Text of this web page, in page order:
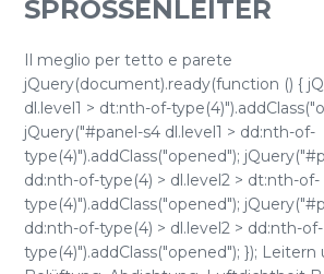
SPROSSENLEITER
Il meglio per tetto e parete
jQuery(document).ready(function () {
dl.level1 > dt:nth-of-
jQuery("#panel-s4 dl.level1 > dd:nth-of-
type(4)").addClass("opened");
dd:nth-of-type(4) > dl.level2 > dt:nth-of-
type(4)").addClass("opened");
dd:nth-of-type(4) > dl.level2 > dd:nth-of-
type(4)").addClass("opened"); });